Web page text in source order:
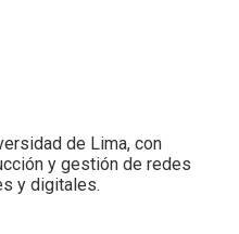
de Lima, con
y gestión de redes
y digitales.